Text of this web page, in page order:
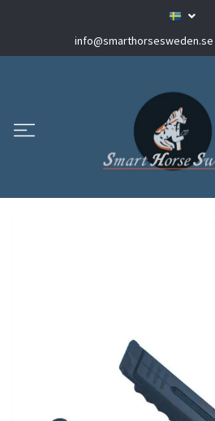
info@smarthorsesweden.se